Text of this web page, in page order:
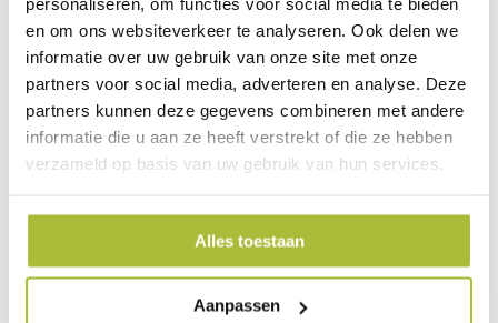
en om ons websiteverkeer te analyseren. Ook delen we
informatie over uw gebruik van onze site met onze
partners voor social media, adverteren en analyse. Deze
partners kunnen deze gegevens combineren met andere
informatie die u aan ze heeft verstrekt of die ze hebben
verzameld op basis van uw gebruik van hun services.
Alles toestaan
Aanpassen
bijbestellen bij de ‘extra opties’. Het grind leg je in een rand van
ongeveer 15-20 cm breed tussen je dakgoot en de sedummatten in.
Het grind zorgt voor een goede waterdoorvoer en zorgt dat de
substraat laag niet terecht komt in de dakgoot. Je hebt 20 kg grind
nodig voor een strook van 15 cm breed en 2 meter lang.
optioneel ook nog tussen de grindlaag en sedummatten een
Om ervoor te zorgen dat er geen grind in de hemelwaterafvoer